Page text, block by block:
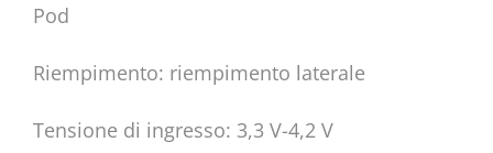
Pod
Riempimento: riempimento laterale
Tensione di ingresso: 3,3 V-4,2 V